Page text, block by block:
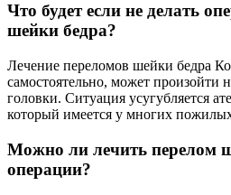
Что будет если не делать
шейки бедра?
Лечение переломов шейки бедра
самостоятельно, может произойти
головки. Ситуация усугубляется
который имеется у многих
Можно ли лечить перелом
операции?